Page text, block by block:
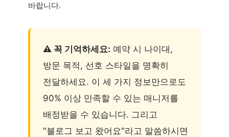
바랍니다.
⚠️ 꼭 기억하세요: 예약 시 나이대,
방문 목적, 선호 스타일을 명확히
전달하세요. 이 세 가지 정보만으로도
90% 이상 만족할 수 있는 매니저를
배정받을 수 있습니다. 그리고
"블로그 보고 왔어요"라고 말씀하시면